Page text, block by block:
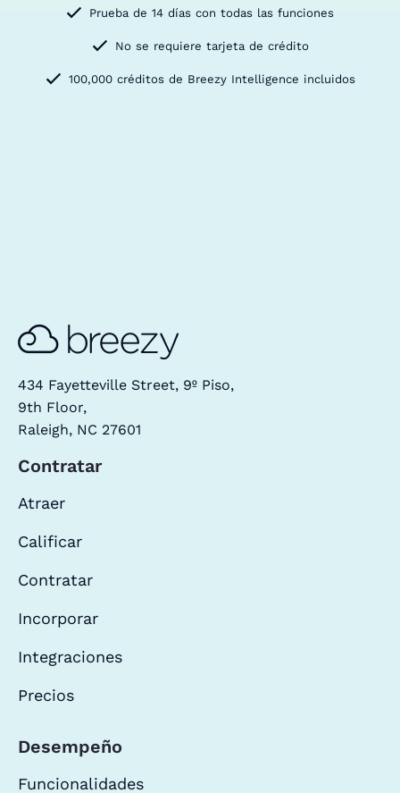
Prueba de 14 días con todas las funciones
No se requiere tarjeta de crédito
100,000 créditos de Breezy Intelligence incluidos
434 Fayetteville Street, 9º Piso,
9th Floor,
Raleigh, NC 27601
Contratar
Atraer
Calificar
Contratar
Incorporar
Integraciones
Precios
Desempeño
Funcionalidades